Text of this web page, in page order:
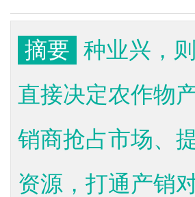
摘要 种业兴，
直接决定农作物
销商抢占市场、
资源，打通产销